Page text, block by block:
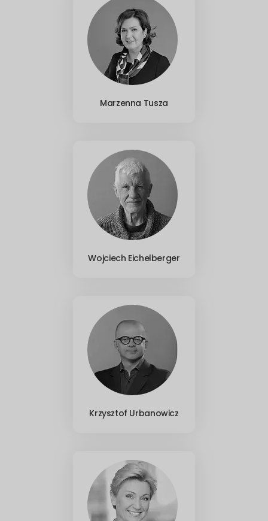
Marzenna Tusza
Wojciech Eichelberger
Krzysztof Urbanowicz